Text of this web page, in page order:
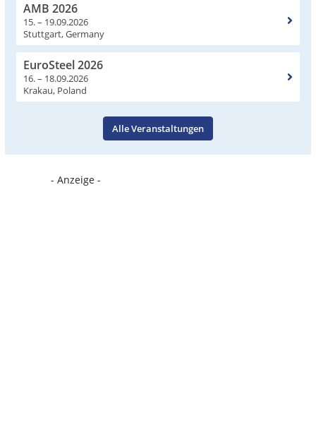
AMB 2026
15. – 19.09.2026
Stuttgart, Germany
EuroSteel 2026
16. – 18.09.2026
Krakau, Poland
Alle Veranstaltungen
- Anzeige -